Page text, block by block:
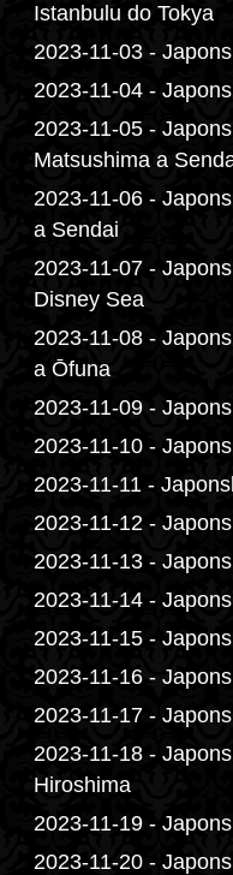
Istanbulu do Tokya
2023-11-03 -
2023-11-04 -
2023-11-05 -
Matsushima a
2023-11-06 -
a Sendai
2023-11-07 -
Disney Sea
2023-11-08 -
a Ōfuna
2023-11-09 -
2023-11-10 -
2023-11-11 -
2023-11-12 -
2023-11-13 -
2023-11-14 -
2023-11-15 -
2023-11-16 -
2023-11-17 -
2023-11-18 -
Hiroshima
2023-11-19 -
2023-11-20 -